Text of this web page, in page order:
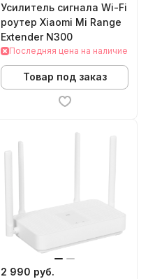
Усилитель сигнала Wi-Fi
роутер Xiaomi Mi Range
Extender N300
Последняя цена на наличие
Товар под заказ
2 990 руб.